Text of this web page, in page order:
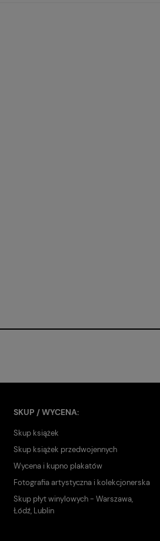
SKUP / WYCENA:
Skup książek
Skup książek przedwojennych
Wycena i kupno plakatów
Fotografia artystyczna i kolekcjonerska
Skup płyt winylowych - Warszawa,
Łódź, Lublin